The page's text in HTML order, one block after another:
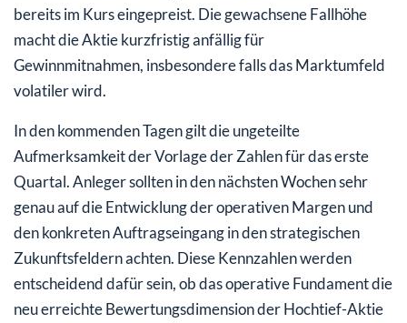
bereits im Kurs eingepreist. Die gewachsene Fallhöhe
macht die Aktie kurzfristig anfällig für
Gewinnmitnahmen, insbesondere falls das Marktumfeld
volatiler wird.
In den kommenden Tagen gilt die ungeteilte
Aufmerksamkeit der Vorlage der Zahlen für das erste
Quartal. Anleger sollten in den nächsten Wochen sehr
genau auf die Entwicklung der operativen Margen und
den konkreten Auftragseingang in den strategischen
Zukunftsfeldern achten. Diese Kennzahlen werden
entscheidend dafür sein, ob das operative Fundament die
neu erreichte Bewertungsdimension der Hochtief-Aktie